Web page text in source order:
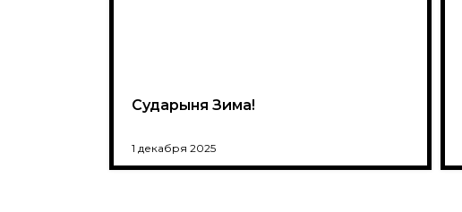
Сударыня Зима!
1 декабря 2025